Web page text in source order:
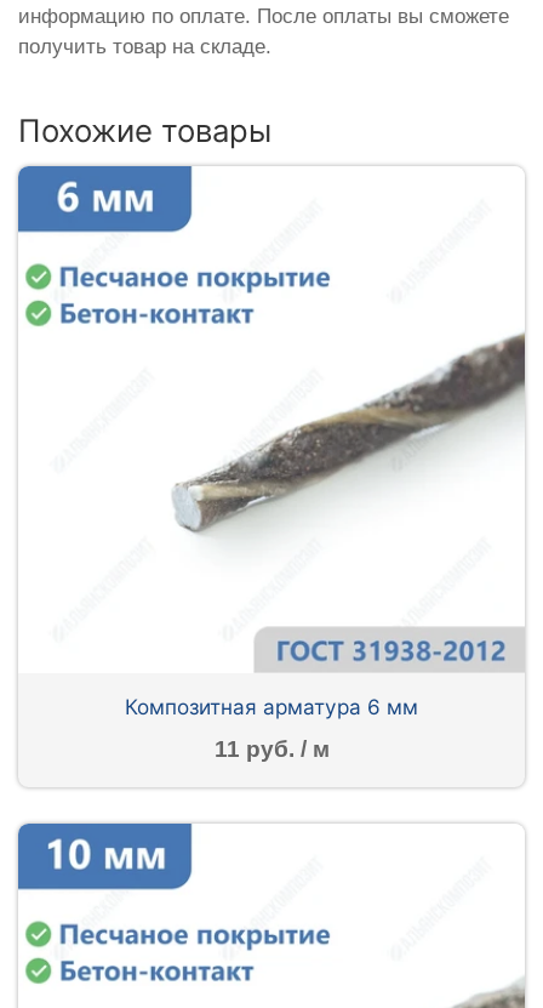
информацию по оплате. После оплаты вы сможете
получить товар на складе.
Похожие товары
Композитная арматура 6 мм
11 руб. / м